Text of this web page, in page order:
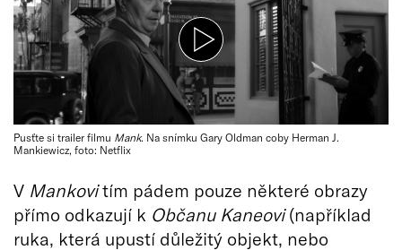
Pusťte si trailer filmu Mank. Na snímku Gary Oldman coby Herman J.
Mankiewicz, foto: Netflix
V Mankovitím pádem pouze některé obrazy
přímo odkazují k Občanu Kaneovi(například
ruka, která upustí důležitý objekt, nebo